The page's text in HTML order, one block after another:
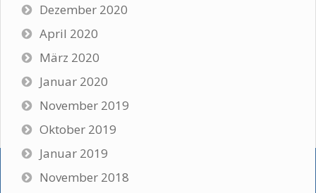
Dezember 2020
April 2020
März 2020
Januar 2020
November 2019
Oktober 2019
Januar 2019
November 2018